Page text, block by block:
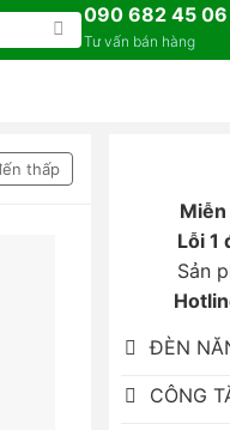
090 682 45 06
Tư vấn bán hàng
thấp
Lỗi 1
Sản
ĐÈN
CÔNG